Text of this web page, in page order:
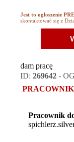
Jest to ogłoszenie
skontaktować się z
dam pracę
ID: 269642-
Pracownik